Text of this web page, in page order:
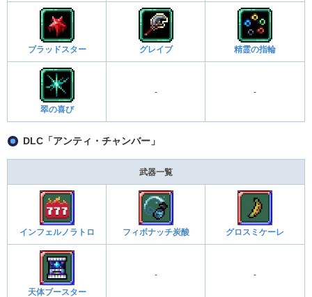
ブラッドスター グレイブ 精霊の指輪
翠の喜び
- -
DLC「アンティ・チャンバー」
武器一覧
インフェルノラトロ フィボナッチ炭酸 グロスミケーレ
天体ブースター
- -